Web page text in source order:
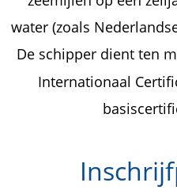
water (zoals
De schipper dient ten
Internationaal